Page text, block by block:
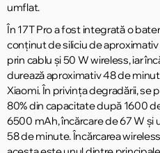
umflat.
În 17T Pro a fost integrată o
conținut de siliciu de aproximativ
prin cablu și 50 W wireless, iar
durează aproximativ 48 de
Xiaomi. În privința degradării, se
80% din capacitate după 1600
6500 mAh, încărcare de 67 W
58 de minute. Încărcarea